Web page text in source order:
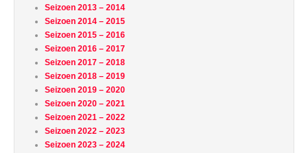
Seizoen 2013 – 2014
Seizoen 2014 – 2015
Seizoen 2015 – 2016
Seizoen 2016 – 2017
Seizoen 2017 – 2018
Seizoen 2018 – 2019
Seizoen 2019 – 2020
Seizoen 2020 – 2021
Seizoen 2021 – 2022
Seizoen 2022 – 2023
Seizoen 2023 – 2024